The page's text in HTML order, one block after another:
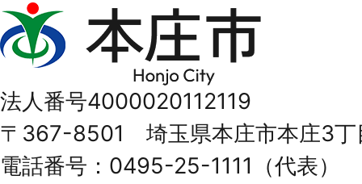
本
庄
Honjo
City
法人番号4000020112119
〒367-8501 埼玉県本庄市本庄3丁
電話番号：0495-25-1111（代表）